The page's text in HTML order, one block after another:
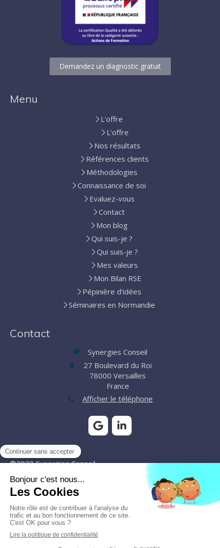
Demandez un diagnostic gratuit
Menu
L'offre
L'offre
Nos résultats
Références clients
Méthodologies
Connaissance de soi
Evaluez-vous
Contact
Mon blog
Qui suis-je ?
Qui suis-je ?
Mes valeurs
Mon Bilan RSE
Pépinière d'idées
Séminaires en Normandie
Contact
Synergies Conseil
27 Boulevard du Roi
78000 Versailles
France
Afficher le téléphone
©2023 Synergies Conseil
Mentions légales